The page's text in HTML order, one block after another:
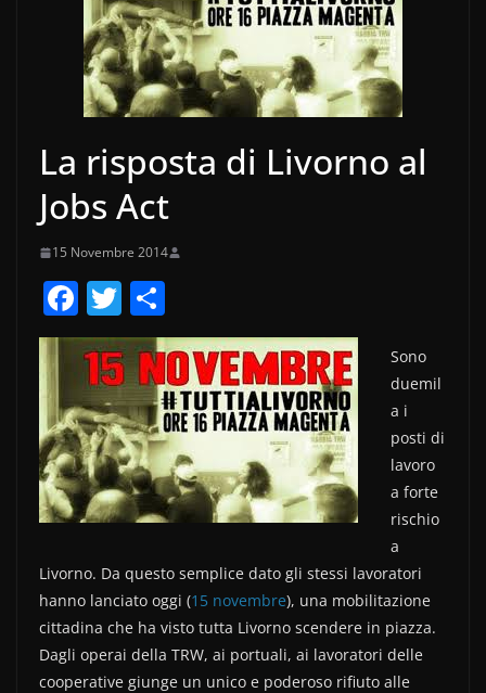
La risposta di Livorno al
Jobs Act
15 Novembre 2014
F
a
c
e
b
o
o
T
w
itt
er
o
n
di
vi
di
Sono
duemil
a i
posti di
lavoro
a forte
rischio
a
Livorno. Da questo semplice dato gli stessi lavoratori
hanno lanciato oggi (15 novembre), una mobilitazione
cittadina che ha visto tutta Livorno scendere in piazza.
Dagli operai della TRW, ai portuali, ai lavoratori delle
cooperative giunge un unico e poderoso rifiuto alle